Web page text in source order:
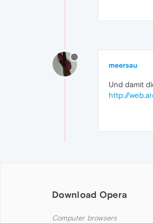
meersau
Und damit
http://
Download Opera
Computer browsers